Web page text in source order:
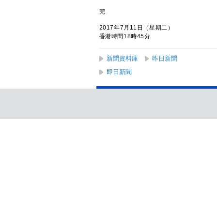
完
2017年7月11日（星期二）
香港時間18時45分
新聞資料庫 昨日新聞
即日新聞